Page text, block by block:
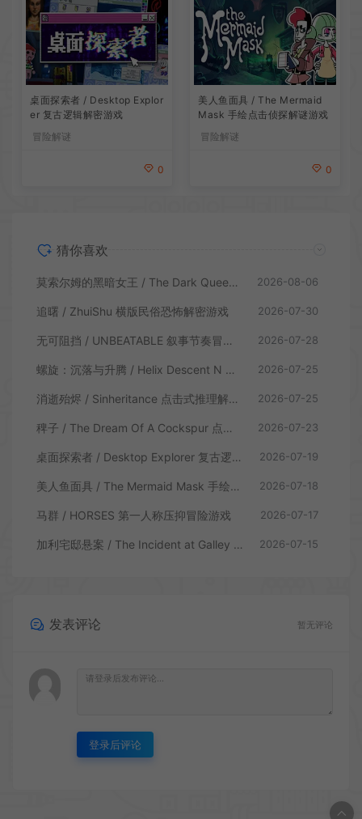
桌面探索者 / Desktop Explor
er 复古逻辑解密游戏
冒险解谜
0
美人鱼面具 / The Mermaid
Mask 手绘点击侦探解谜游戏
冒险解谜
0
猜你喜欢
莫索尔姆的黑暗女王 / The Dark Queen of Mortholme 多结局叙事游戏 2026-08-06
追曙 / ZhuiShu 横版民俗恐怖解密游戏 2026-07-30
无可阻挡 / UNBEATABLE 叙事节奏冒险游戏 2026-07-28
螺旋：沉落与升腾 / Helix Descent N Ascent 解谜冒险游戏 2026-07-25
消逝殆烬 / Sinheritance 点击式推理解谜游戏 2026-07-25
稗子 / The Dream Of A Cockspur 点击式剧情解谜游戏 2026-07-23
桌面探索者 / Desktop Explorer 复古逻辑解密游戏 2026-07-19
美人鱼面具 / The Mermaid Mask 手绘点击侦探解谜游戏 2026-07-18
马群 / HORSES 第一人称压抑冒险游戏 2026-07-17
加利宅邸悬案 / The Incident at Galley House 侦探解密推理游戏 2026-07-15
发表评论 暂无评论
登录后评论